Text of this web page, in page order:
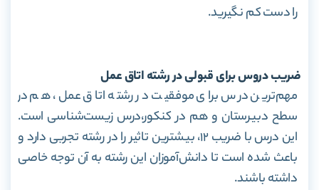
را دست کم نگیرید.
ضریب دروس برای قبولی در رشته اتاق عمل
مهم‌ترین درس برای موفقیت در رشته اتاق عمل، هم در
سطح دبیرستان و هم در کنکور،درس زیست‌شناسی است.
این درس با ضریب ۱۲، بیشترین تاثیر را در رشته تجربی دارد و
باعث شده است تا دانش‌آموزان این رشته به آن توجه خاصی
داشته باشند.